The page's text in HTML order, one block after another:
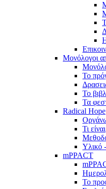
Μονόλογοι
Το
Το
Τα
Radical Hope
Τι είναι
Υλικό
mPPACT
Το